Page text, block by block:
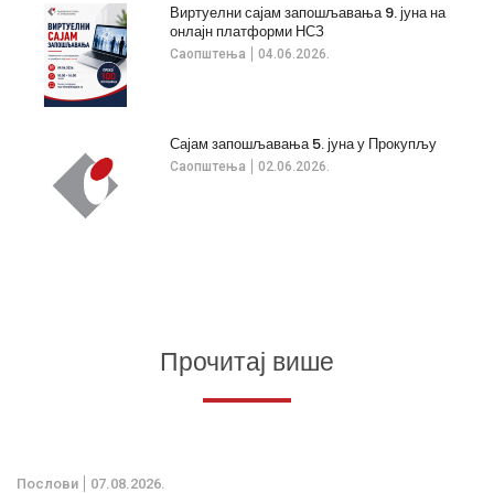
Саопштења 04.06.2026.
Виртуелни сајам запошљавања 9. јуна на
онлајн платформи НСЗ
Саопштења 02.06.2026.
Сајам запошљавања 5. јуна у Прокупљу
Прочитај више
Послови 07.08.2026.